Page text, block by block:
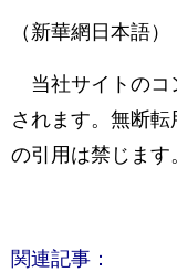
（新華網日本語）
当社サイトのコ
されます。無断
の引用は禁じます
関連記事：